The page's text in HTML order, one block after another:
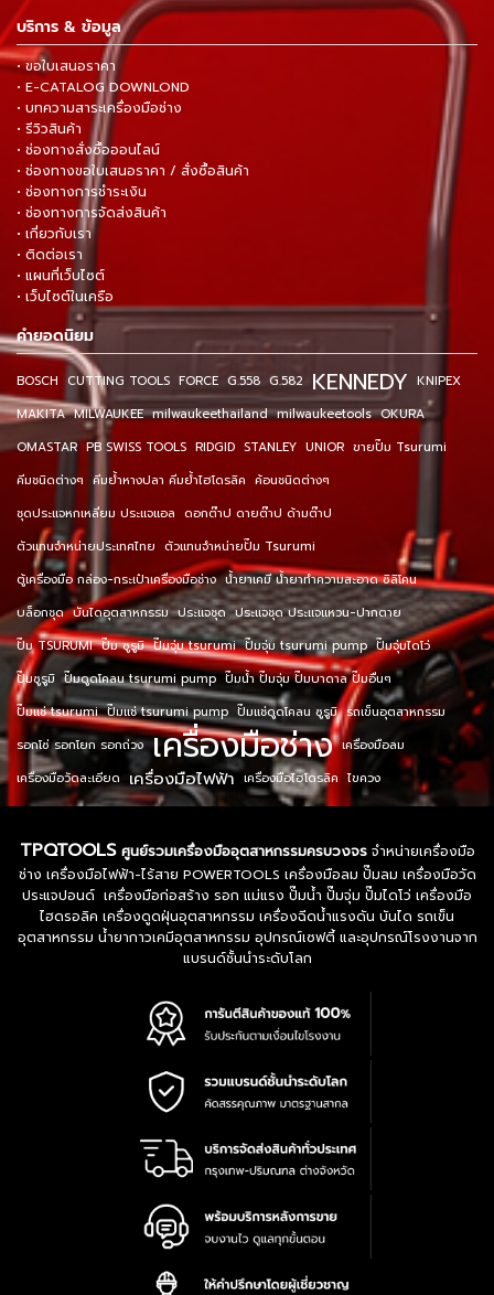
บริการ & ข้อมูล
• ขอใบเสนอราคา
• E-CATALOG DOWNLOND
• บทความสาระเครื่องมือช่าง
• รีวิวสินค้า
• ช่องทางสั่งซื้อออนไลน์
• ช่องทางขอใบเสนอราคา / สั่งซื้อสินค้า
• ช่องทางการชำระเงิน
• ช่องทางการจัดส่งสินค้า
• เกี่ยวกับเรา
• ติดต่อเรา
• แผนที่เว็บไซต์
• เว็บไซต์ในเครือ
คำยอดนิยม
BOSCH CUTTING TOOLS FORCE G.558 G.582 KENNEDY KNIPEX
MAKITA MILWAUKEE milwaukeethailand milwaukeetools OKURA
OMASTAR PB SWISS TOOLS RIDGID STANLEY UNIOR ขายปั๊ม Tsurumi
คีมชนิดต่างๆ คีมย้ำหางปลา คีมย้ำไฮโดรลิค ค้อนชนิดต่างๆ
ชุดประแจหกเหลี่ยม ประแจแอล ดอกต๊าป ดายต๊าป ด้ามต๊าป
ตัวแทนจำหน่ายประเทศไทย ตัวแทนจำหน่ายปั๊ม Tsurumi
ตู้เครื่องมือ กล่อง-กระเป๋าเครื่องมือช่าง น้ำยาเคมี น้ำยาทำความสะอาด ซิลิโคน
บล็อกชุด บันไดอุตสาหกรรม ประแจชุด ประแจชุด ประแจแหวน-ปากตาย
ปั๊ม TSURUMI ปั๊ม ซูรูมิ ปั๊มจุ่ม tsurumi ปั๊มจุ่ม tsurumi pump ปั๊มจุ่มไดโว่
ปั๊มซูรูมิ ปั๊มดูดโคลน tsurumi pump ปั๊มน้ำ ปั๊มจุ่ม ปั๊มบาดาล ปั๊มอื่นๆ
ปั๊มแช่ tsurumi ปั๊มแช่ tsurumi pump ปั๊มแช่ดูดโคลน ซูรูมิ รถเข็นอุตสาหกรรม
รอกโซ่ รอกโยก รอกถ่วง เครื่องมือช่าง เครื่องมือลม
เครื่องมือวัดละเอียด เครื่องมือไฟฟ้า เครื่องมือไฮโดรลิค ไขควง
TPQTOOLS ศูนย์รวมเครื่องมืออุตสาหกรรมครบวงจรจำหน่ายเครื่องมือ
ช่าง เครื่องมือไฟฟ้า-ไร้สาย POWERTOOLS เครื่องมือลม ปั๊มลม เครื่องมือวัด
ประแจปอนด์ เครื่องมือก่อสร้าง รอก แม่แรง ปั๊มน้ำ ปั๊มจุ่ม ปั๊มไดโว่ เครื่องมือ
ไฮดรอลิค เครื่องดูดฝุ่นอุตสาหกรรม เครื่องฉีดน้ำแรงดัน บันได รถเข็น
อุตสาหกรรม น้ำยากาวเคมีอุตสาหกรรม อุปกรณ์เซฟตี้ และอุปกรณ์โรงงานจาก
แบรนด์ชั้นนำระดับโลก